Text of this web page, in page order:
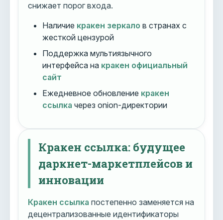
снижает порог входа.
Наличие кракен зеркало в странах с
жесткой цензурой
Поддержка мультиязычного
интерфейса на кракен официальный
сайт
Ежедневное обновление кракен
ссылка через onion-директории
Кракен ссылка: будущее
даркнет-маркетплейсов и
инновации
Кракен ссылка постепенно заменяется на
децентрализованные идентификаторы